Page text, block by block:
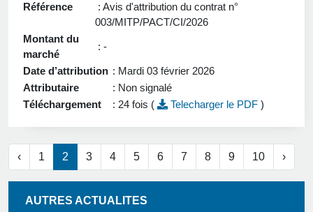
Référence
: Avis d'attribution du contrat n°
003/MITP/PACT/CI/2026
Montant du
marché
: -
Date d’attribution : Mardi 03 février 2026
Attributaire
: Non signalé
Téléchargement
: 24 fois ( Telecharger le PDF )
‹ 1 2 3 4 5 6 7 8 9 10 ›
AUTRES ACTUALITES